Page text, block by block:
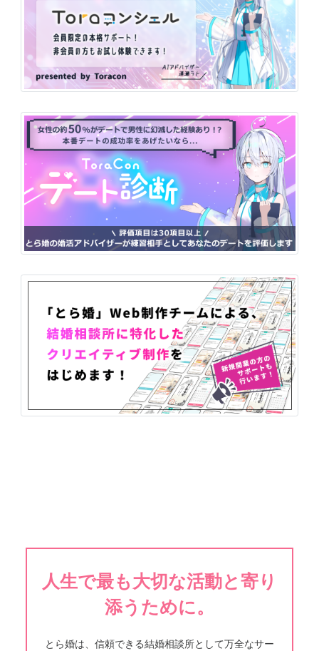
人生で最も大切な活動と寄り
添うために。
とら婚は、信頼できる結婚相談所として万全なサー